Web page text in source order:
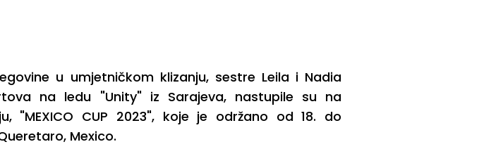
u umjetničkom klizanju, sestre Leila i Nadia
na ledu "Unity" iz Sarajeva, nastupile su na
"MEXICO CUP 2023", koje je održano od 18. do
Mexico.